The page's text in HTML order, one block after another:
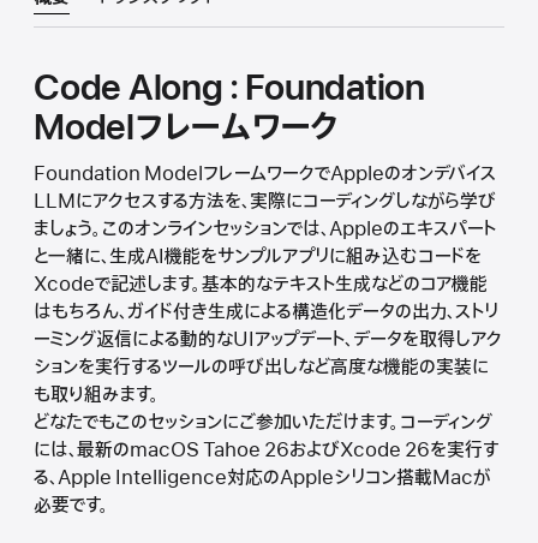
Code Along：Foundation
Modelフレームワーク
Foundation ModelフレームワークでAppleのオンデバイス
LLMにアクセスする方法を、実際にコーディングしながら学び
ましょう。このオンラインセッションでは、Appleのエキスパート
と一緒に、生成AI機能をサンプルアプリに組み込むコードを
Xcodeで記述します。基本的なテキスト生成などのコア機能
はもちろん、ガイド付き生成による構造化データの出力、ストリ
ーミング返信による動的なUIアップデート、データを取得しアク
ションを実行するツールの呼び出しなど高度な機能の実装に
も取り組みます。
どなたでもこのセッションにご参加いただけます。コーディング
には、最新のmacOS Tahoe 26およびXcode 26を実行す
る、Apple Intelligence対応のAppleシリコン搭載Macが
必要です。